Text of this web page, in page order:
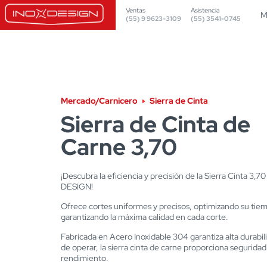
Ventas
(55) 9 9623-3109
Asistencia
(55) 3541-0745
Mercado/Carnicero Sierra de Cinta
Sierra de Cinta de
Carne 3,70
¡Descubra la eficiencia y precisión de la Sierra Cinta
DESIGN!
Ofrece cortes uniformes y precisos, optimizando su
garantizando la máxima calidad en cada corte.
Fabricada en Acero Inoxidable 304 garantiza alta
de operar, la sierra cinta de carne proporciona
rendimiento.